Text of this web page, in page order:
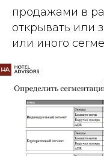
продажами в
открывать или
или иного